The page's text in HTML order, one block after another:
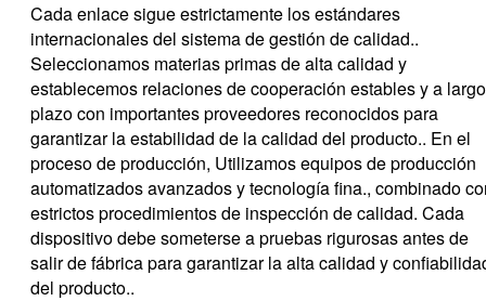
Cada enlace sigue estrictamente los estándares
internacionales del sistema de gestión de calidad..
Seleccionamos materias primas de alta calidad y
establecemos relaciones de cooperación estables y a largo
plazo con importantes proveedores reconocidos para
garantizar la estabilidad de la calidad del producto.. En el
proceso de producción, Utilizamos equipos de producción
automatizados avanzados y tecnología fina., combinado
estrictos procedimientos de inspección de calidad. Cada
dispositivo debe someterse a pruebas rigurosas antes de
salir de fábrica para garantizar la alta calidad y
del producto..